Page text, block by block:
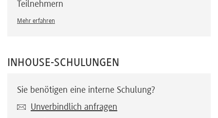
Teilnehmern
Mehr erfahren
INHOUSE-SCHULUNGEN
Sie benötigen eine interne Schulung?
Unverbindlich anfragen